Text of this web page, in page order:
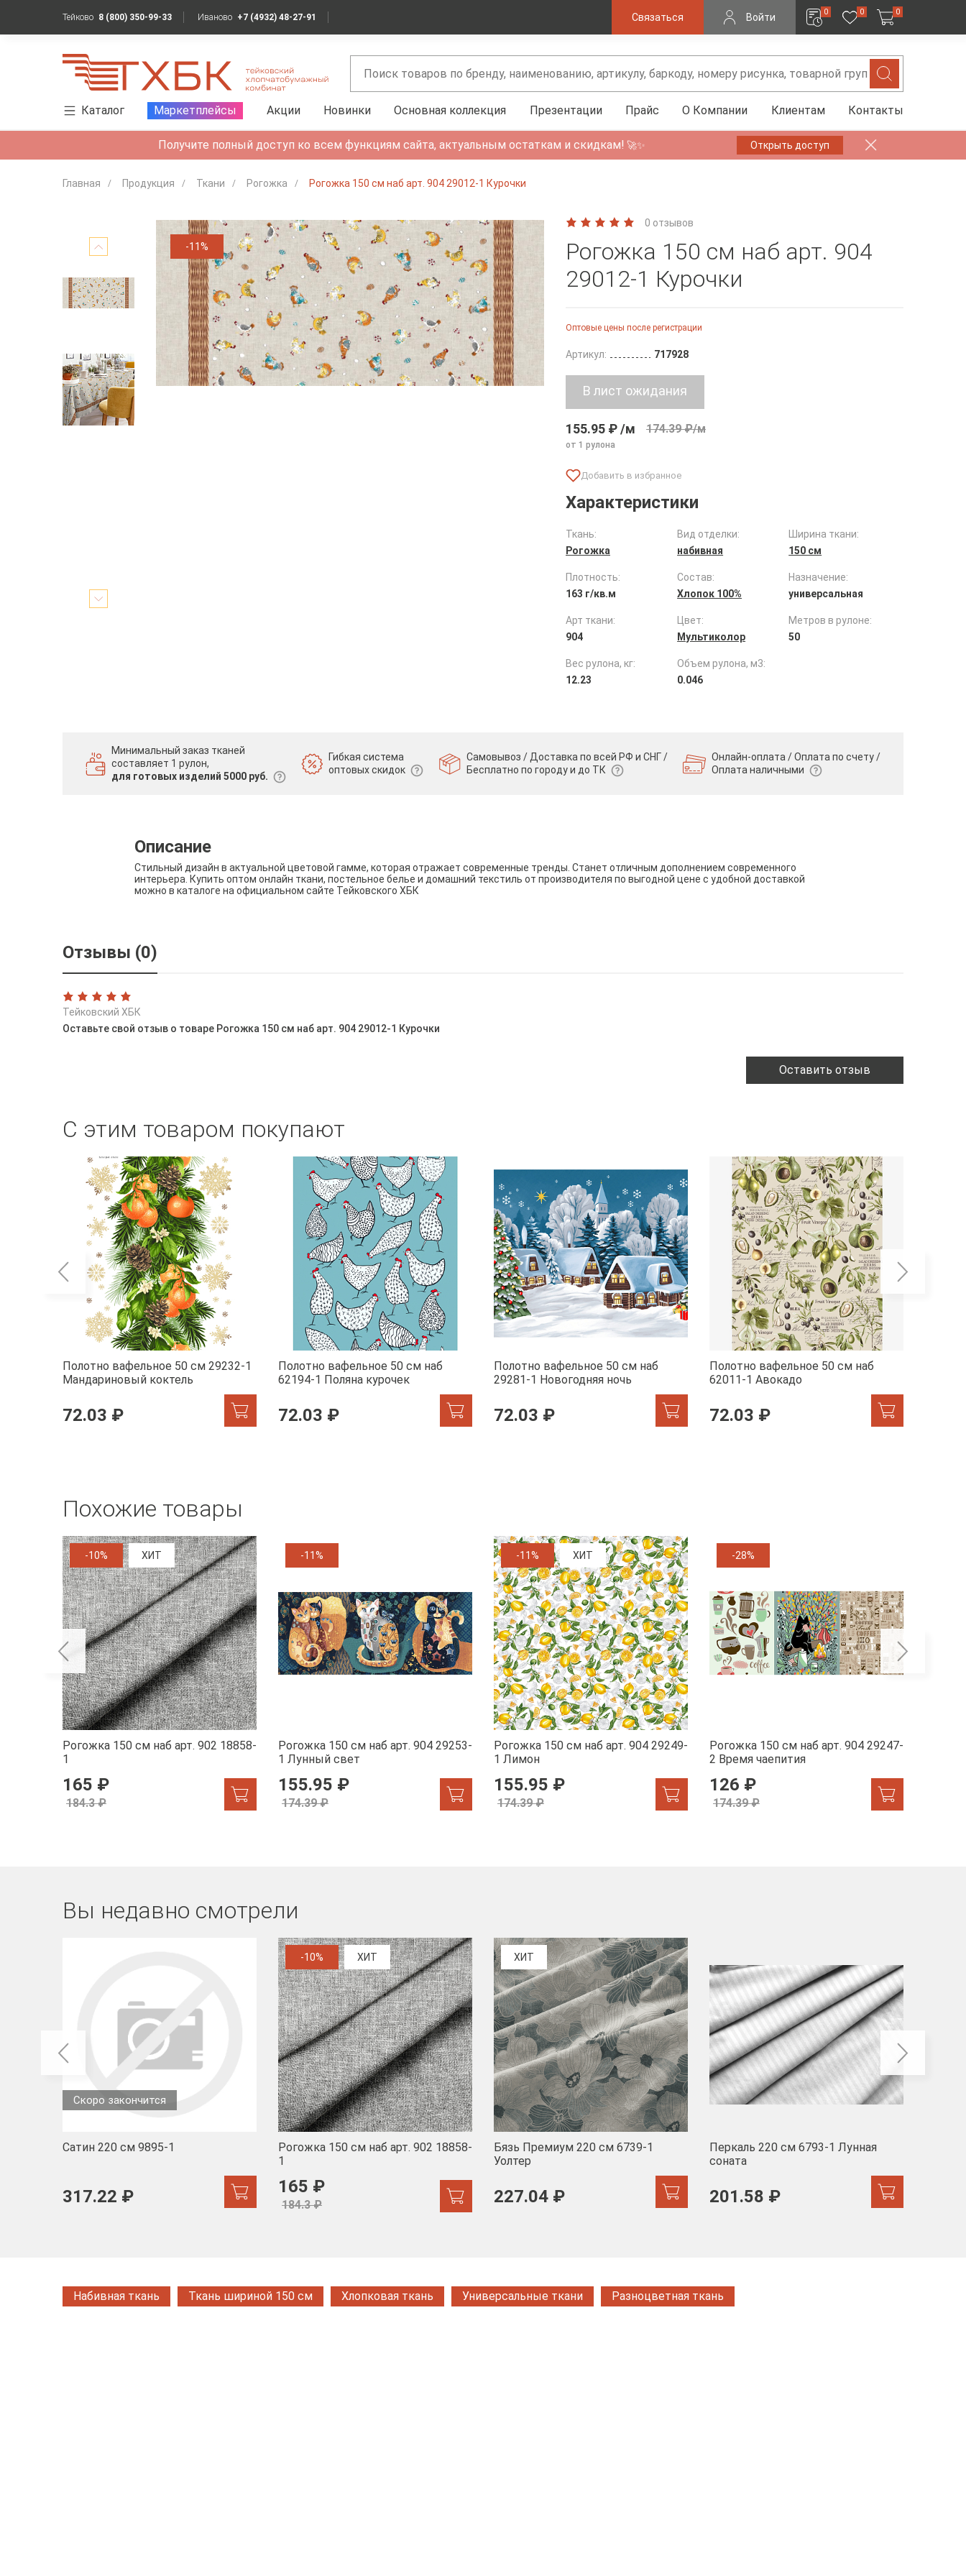
Тейково 8 (800) 350-99-33 Иваново +7 (4932) 48-27-91 Связаться Войти 0 0 0
Каталог Маркетплейсы Акции Новинки Основная коллекция Презентации Прайс О Компании Клиентам Контакты
Получите полный доступ ко всем функциям сайта, актуальным остаткам и скидкам! 🚀✨ Открыть доступ
Главная Продукция Ткани Рогожка Рогожка 150 см наб арт. 904 29012-1 Курочки
-11%
0 отзывов
Рогожка 150 см наб арт. 904
29012-1 Курочки
Оптовые цены после регистрации
Артикул: 717928
155.95 ₽ /м 174.39 ₽/м
от 1 рулона
Характеристики
Ткань:
Рогожка
Вид отделки:
набивная
Ширина ткани:
150 см
Плотность:
163 г/кв.м
Состав:
Хлопок 100%
Назначение:
универсальная
Арт ткани:
904
Цвет:
Мультиколор
Метров в рулоне:
50
Вес рулона, кг:
12.23
Объем рулона, м3:
0.046
Минимальный заказ тканей
составляет 1 рулон,
для готовых изделий 5000 руб.
Гибкая система
оптовых скидок
Самовывоз / Доставка по всей РФ и СНГ /
Бесплатно по городу и до ТК
Онлайн-оплата / Оплата по счету /
Оплата наличными
Описание
Стильный дизайн в актуальной цветовой гамме, которая отражает современные тренды. Станет отличным дополнением современного
интерьера. Купить оптом онлайн ткани, постельное белье и домашний текстиль от производителя по выгодной цене с удобной доставкой
можно в каталоге на официальном сайте Тейковского ХБК
Отзывы (0)
Тейковский ХБК
Оставьте свой отзыв о товаре Рогожка 150 см наб арт. 904 29012-1 Курочки
Оставить отзыв
С этим товаром покупают
Полотно вафельное 50 см 29232-1
Мандариновый коктель
72.03 ₽
Полотно вафельное 50 см наб
62194-1 Поляна курочек
72.03 ₽
Полотно вафельное 50 см наб
29281-1 Новогодняя ночь
72.03 ₽
Полотно вафельное 50 см наб
62011-1 Авокадо
72.03 ₽
Похожие товары
-10% ХИТ
Рогожка 150 см наб арт. 902 18858-
1
165 ₽
184.3 ₽
-11%
Рогожка 150 см наб арт. 904 29253-
1 Лунный свет
155.95 ₽
174.39 ₽
-11% ХИТ
Рогожка 150 см наб арт. 904 29249-
1 Лимон
155.95 ₽
174.39 ₽
-28%
Рогожка 150 см наб арт. 904 29247-
2 Время чаепития
126 ₽
174.39 ₽
Вы недавно смотрели
Скоро закончится
Сатин 220 см 9895-1
317.22 ₽
-10% ХИТ
Рогожка 150 см наб арт. 902 18858-
1
165 ₽
184.3 ₽
ХИТ
Бязь Премиум 220 см 6739-1
Уолтер
227.04 ₽
Перкаль 220 см 6793-1 Лунная
соната
201.58 ₽
Набивная ткань Ткань шириной 150 см Хлопковая ткань Универсальные ткани Разноцветная ткань